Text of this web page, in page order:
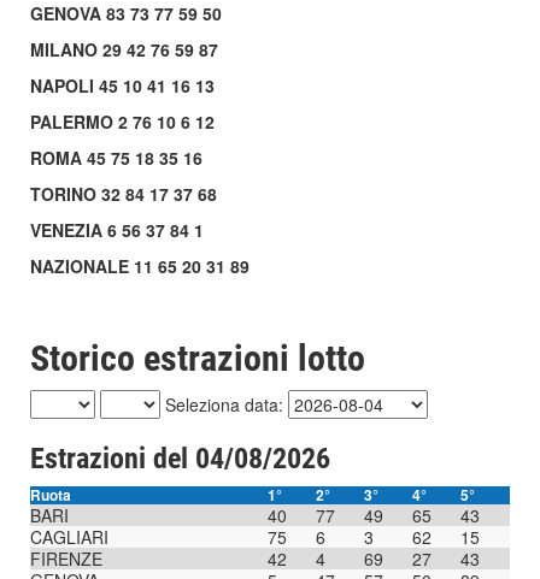
GENOVA 83 73 77 59 50
MILANO 29 42 76 59 87
NAPOLI 45 10 41 16 13
PALERMO 2 76 10 6 12
ROMA 45 75 18 35 16
TORINO 32 84 17 37 68
VENEZIA 6 56 37 84 1
NAZIONALE 11 65 20 31 89
Storico estrazioni lotto
Seleziona data:
Estrazioni del 04/08/2026
Ruota 1° 2° 3° 4° 5°
BARI 40 77 49 65
43
CAGLIARI
75 6 3 62
15
FIRENZE
42 4 69 27
43